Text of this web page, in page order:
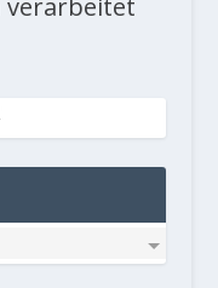
verarbeitet